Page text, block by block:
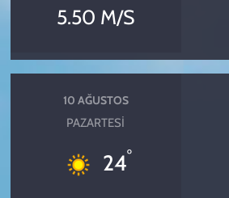
5.50 M/S
10 AĞUSTOS
PAZARTESI
24°